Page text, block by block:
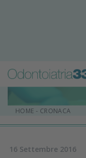
HOME - CRONACA
16 Settembre 2016